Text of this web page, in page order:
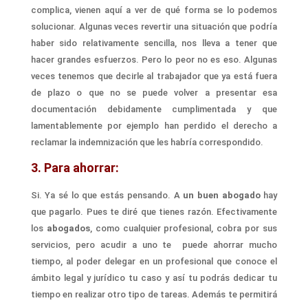
complica, vienen aquí a ver de qué forma se lo podemos
solucionar. Algunas veces revertir una situación que podría
haber sido relativamente sencilla, nos lleva a tener que
hacer grandes esfuerzos. Pero lo peor no es eso. Algunas
veces tenemos que decirle al trabajador que ya está fuera
de plazo o que no se puede volver a presentar esa
documentación debidamente cumplimentada y que
lamentablemente por ejemplo han perdido el derecho a
reclamar la indemnización que les habría correspondido.
3. Para ahorrar:
Si. Ya sé lo que estás pensando. A un buen abogadohay
que pagarlo. Pues te diré que tienes razón. Efectivamente
los abogados, como cualquier profesional, cobra por sus
servicios, pero acudir a uno te puede ahorrar mucho
tiempo, al poder delegar en un profesional que conoce el
ámbito legal y jurídico tu caso y así tu podrás dedicar tu
tiempo en realizar otro tipo de tareas. Además te permitirá